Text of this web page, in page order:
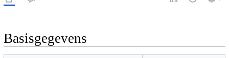
Basisgegevens